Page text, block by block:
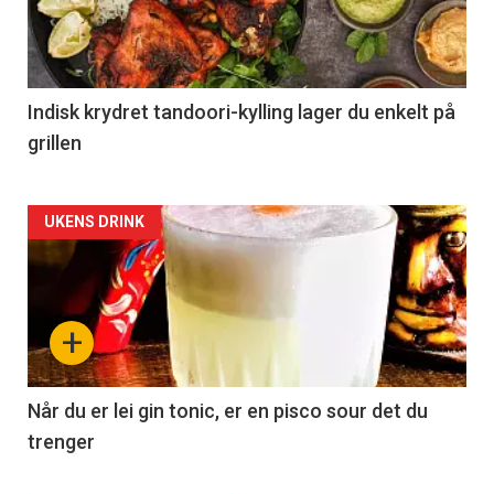
Indisk krydret tandoori-kylling lager du enkelt på
grillen
Forsiden
akkurat
nå
-
2
+
UKENS DRINK
Når du er lei gin tonic, er en pisco sour det du
trenger